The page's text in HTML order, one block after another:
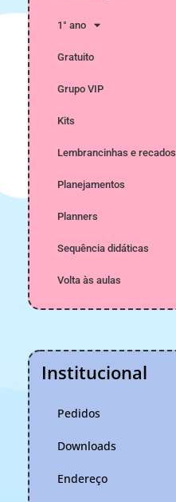
1° ano
Gratuito
Grupo VIP
Kits
Lembrancinhas e recados
Planejamentos
Planners
Sequência didáticas
Volta às aulas
Institucional
Pedidos
Downloads
Endereço